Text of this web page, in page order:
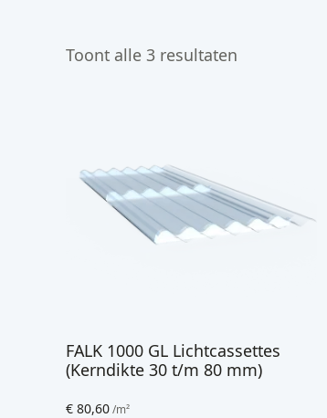
Toont alle 3 resultaten
FALK 1000 GL Lichtcassettes
(Kerndikte 30 t/m 80 mm)
€ 80,60/m²